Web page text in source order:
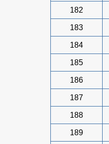
182
183
184
185
186
187
188
189